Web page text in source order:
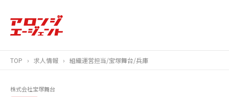
TOP › 求人情報 › 組織運営担当/宝塚舞台/兵庫
株式会社宝塚舞台